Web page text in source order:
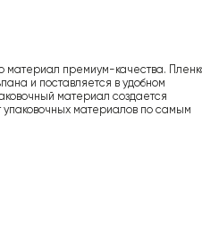
материал премиум-качества.
и поставляется в удобном
материал создается
материалов по самым